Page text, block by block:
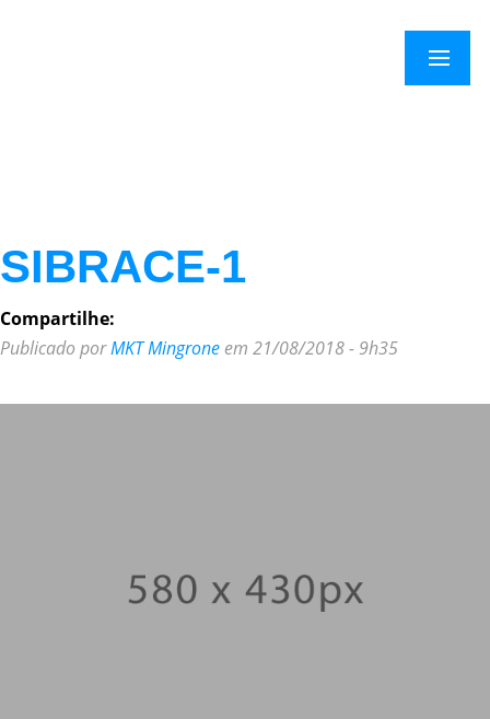
×
Menu
SIBRACE-1
Compartilhe:
Publicado porMKT Mingrone em 21/08/2018 - 9h35